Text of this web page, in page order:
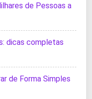
de Pessoas a
dicas completas
de Forma Simples